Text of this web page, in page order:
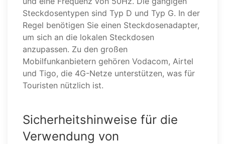
Steckdosentypen sind Typ D und Typ G. In der
Regel benötigen Sie einen Steckdosenadapter,
um sich an die lokalen Steckdosen
anzupassen. Zu den großen
Mobilfunkanbietern gehören Vodacom, Airtel
und Tigo, die 4G-Netze unterstützen, was für
Touristen nützlich ist.
Sicherheitshinweise für die
Verwendung von